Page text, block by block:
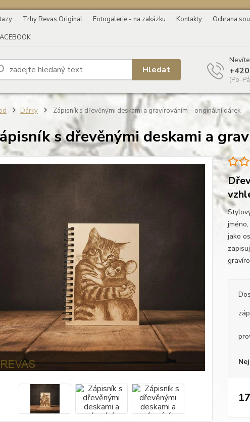
Trhy Revas Original Fotogalerie - na zakázku Kontakty
Ochrana
Hledat
(Po-
Dárky Zápisník s dřevěnými deskami a gravírováním – originální dárek
s dřevěnými deskami a
jako